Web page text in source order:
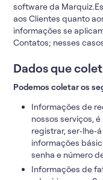
software da
aos Clientes quanto
informações se
Contatos; nesses
Dados que
Podemos coletar os
Informações de
nossos serviços,
registrar,
informações
senha e número
Informações de